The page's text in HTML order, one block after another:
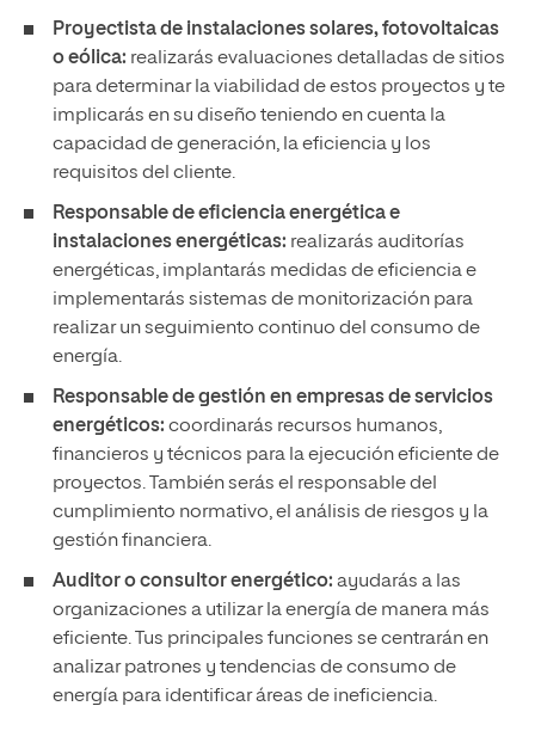
Proyectista de instalaciones solares, fotovoltaicas
o eólica: realizarás evaluaciones detalladas de sitios
para determinar la viabilidad de estos proyectos y te
implicarás en su diseño teniendo en cuenta la
capacidad de generación, la eficiencia y los
requisitos del cliente.
Responsable de eficiencia energética e
instalaciones energéticas: realizarás auditorías
energéticas, implantarás medidas de eficiencia e
implementarás sistemas de monitorización para
realizar un seguimiento continuo del consumo de
energía.
Responsable de gestión en empresas de servicios
energéticos: coordinarás recursos humanos,
financieros y técnicos para la ejecución eficiente de
proyectos. También serás el responsable del
cumplimiento normativo, el análisis de riesgos y la
gestión financiera.
Auditor o consultor energético: ayudarás a las
organizaciones a utilizar la energía de manera más
eficiente. Tus principales funciones se centrarán en
analizar patrones y tendencias de consumo de
energía para identificar áreas de ineficiencia.